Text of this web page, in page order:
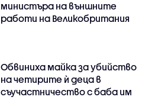
министъра на външните
работи на Великобритания
Обвиниха майка за убийство
на четирите ѝ деца в
съучастничество с баба им